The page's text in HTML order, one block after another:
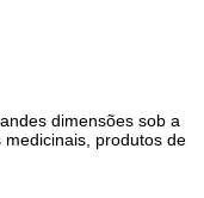
dimensões sob a
produtos de